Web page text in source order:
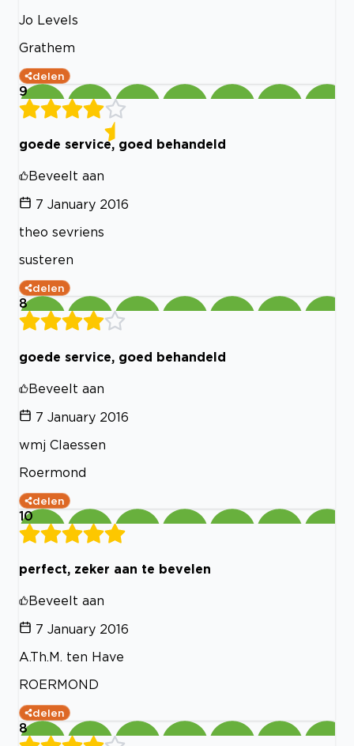
Jo Levels
Grathem
delen
9
goede service, goed behandeld
Beveelt aan
7 January 2016
theo sevriens
susteren
delen
8
goede service, goed behandeld
Beveelt aan
7 January 2016
wmj Claessen
Roermond
delen
10
perfect, zeker aan te bevelen
Beveelt aan
7 January 2016
A.Th.M. ten Have
ROERMOND
delen
8